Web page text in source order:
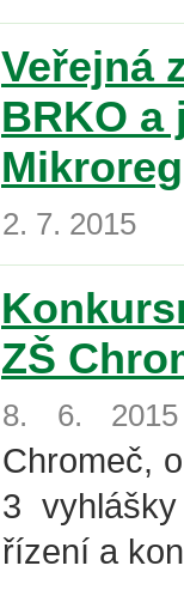
Veřejná
BRKO
2. 7. 2015
ZŠ
8. 6. 2015
Chromeč,
3
řízení a